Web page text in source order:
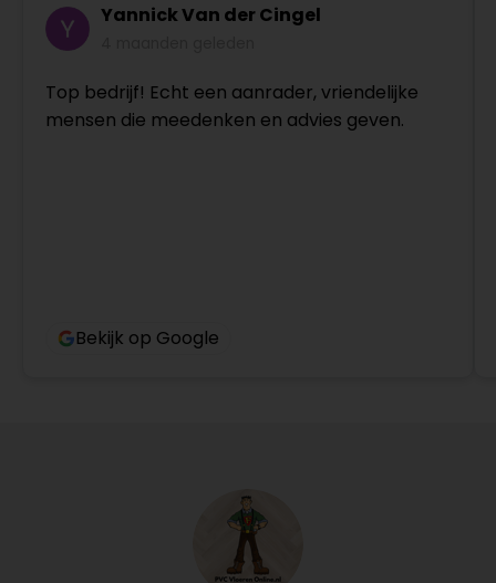
Yannick Van der Cingel
Top bedrijf! Echt een aanrader, vriendelijke
mensen die meedenken en advies geven.
Bekijk op Google